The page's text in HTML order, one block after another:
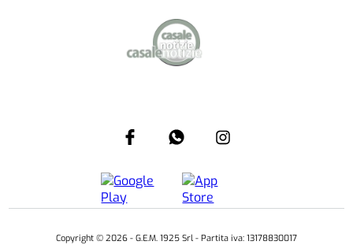
Copyright © 2026 - G.E.M. 1925 Srl - Partita iva: 13178830017